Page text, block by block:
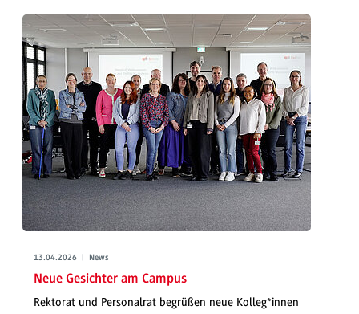
13.04.2026 | News
Neue Gesichter am Campus
Rektorat und Personalrat begrüßen neue Kolleg*innen